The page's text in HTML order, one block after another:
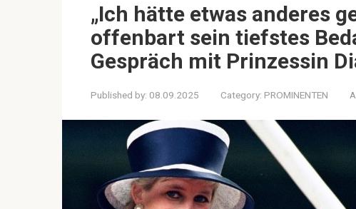
„Ich hätte etwas anderes
offenbart sein tiefstes
Gespräch mit Prinzessin
Published by: 08.09.2025 Category: PROMINENTEN